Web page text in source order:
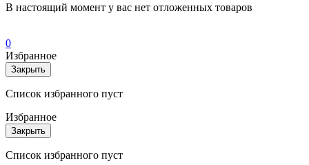
В настоящий момент у вас нет отложенных товаров
0
Избранное
Закрыть
Список избранного пуст
Избранное
Закрыть
Список избранного пуст